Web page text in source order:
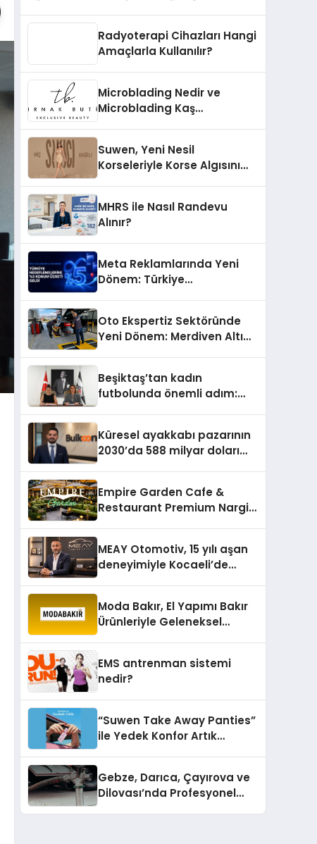
Radyoterapi Cihazları Hangi
Amaçlarla Kullanılır?
Microblading Nedir ve
Microblading Kaş
Suwen, Yeni Nesil
Korseleriyle Korse Algısını
MHRS ile Nasıl Randevu
Alınır?
Meta Reklamlarında Yeni
Dönem: Türkiye
Oto Ekspertiz Sektöründe
Yeni Dönem: Merdiven Altı
Beşiktaş’tan kadın
futbolunda önemli adım:
Gündoğdu kulüp hafızasını
geleceğe taşıyacak
Küresel ayakkabı pazarının
2030’da 588 milyar doları
Empire Garden Cafe &
Restaurant Premium Nargile
MEAY Otomotiv, 15 yılı aşan
deneyimiyle Kocaeli’de
Moda Bakır, El Yapımı Bakır
Ürünleriyle Geleneksel
EMS antrenman sistemi
nedir?
“Suwen Take Away Panties”
ile Yedek Konfor Artık
Gebze, Darıca, Çayırova ve
Dilovası’nda Profesyonel